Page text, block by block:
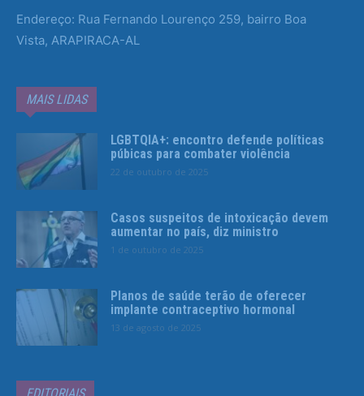
Endereço: Rua Fernando Lourenço 259, bairro Boa
Vista, ARAPIRACA-AL
MAIS LIDAS
LGBTQIA+: encontro defende políticas
púbicas para combater violência
22 de outubro de 2025
Casos suspeitos de intoxicação devem
aumentar no país, diz ministro
1 de outubro de 2025
Planos de saúde terão de oferecer
implante contraceptivo hormonal
13 de agosto de 2025